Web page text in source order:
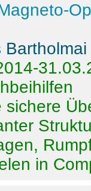
Bartholmai
sichere
in